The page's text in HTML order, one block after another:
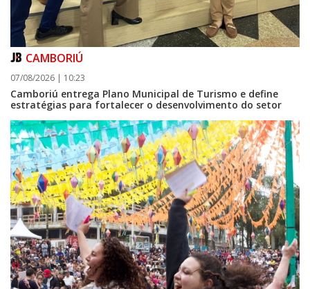
08/08/2026 | 07:00
Setor judicial de medicamentos de BC estará fechado nos dias 10 e 11 de
agosto para realização de inventário
CAMBORIÚ
07/08/2026 | 10:23
Camboriú entrega Plano Municipal de Turismo e define
estratégias para fortalecer o desenvolvimento do setor